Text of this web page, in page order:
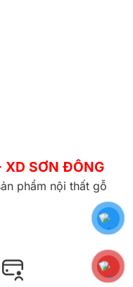
XD SƠN ĐÔNG
phẩm nội thất gỗ